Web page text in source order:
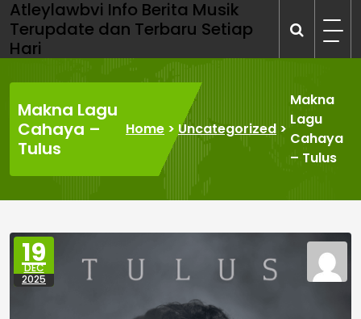
Skip
to
content
Atleylawbvi Info Berita Musik
Terupdate dan Terbaru Setiap
Hari
Makna Lagu
Cahaya –
Tulus
Home > Uncategorized >
Makna
Lagu
Cahaya
– Tulus
19
DEC
2025